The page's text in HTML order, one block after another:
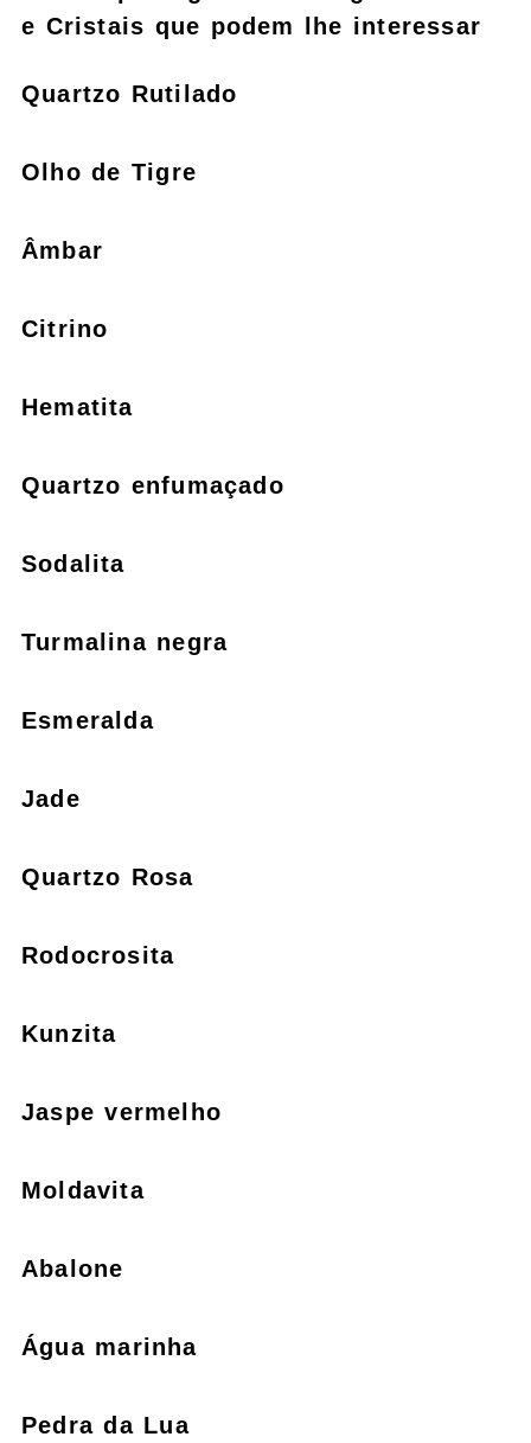
e Cristais que podem lhe interessar
Quartzo Rutilado
Olho de Tigre
Âmbar
Citrino
Hematita
Quartzo enfumaçado
Sodalita
Turmalina negra
Esmeralda
Jade
Quartzo Rosa
Rodocrosita
Kunzita
Jaspe vermelho
Moldavita
Abalone
Água marinha
Pedra da Lua